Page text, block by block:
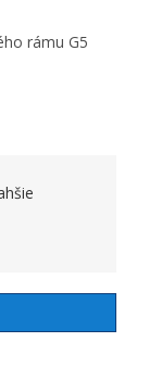
rámu G5